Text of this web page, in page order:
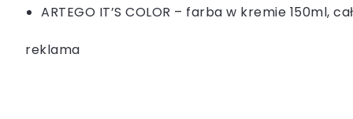
ARTEGO IT’S COLOR – farba w kremie 150ml,
reklama